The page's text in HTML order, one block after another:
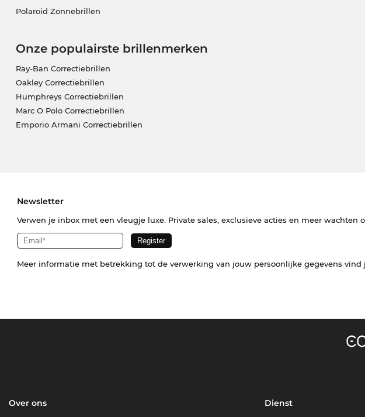
Polaroid Zonnebrillen
Onze populairste brillenmerken
Ray-Ban Correctiebrillen
Oakley Correctiebrillen
Humphreys Correctiebrillen
Marc O Polo Correctiebrillen
Emporio Armani Correctiebrillen
Newsletter
Verwen je inbox met een vleugje luxe. Private sales, exclusieve acties en meer wachten
Meer informatie met betrekking tot de verwerking van jouw persoonlijke gegevens vind
Over ons Dienst